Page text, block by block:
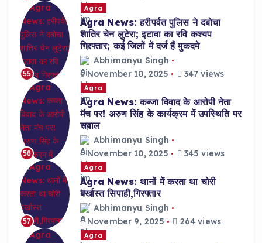
55
Agra
Agra News: हरीपर्वत पुलिस ने दबोचा
शातिर चेन लुटेरा; इटावा का रवि कश्यप
गिरफ्तार; कई जिलों में दर्ज हैं मुकदमे
Abhimanyu Singh
November 10, 2025
347 views
56
Agra
Agra News: कब्जा विवाद के आरोपी नेता
मंच पर! अरुण सिंह के कार्यक्रम में उपस्थिति पर
सवाल
Abhimanyu Singh
November 10, 2025
345 views
57
Agra
Agra News: थानों में करता था चोरी
बर्खास्त सिपाही,गिरफ्तार
Abhimanyu Singh
November 9, 2025
264 views
Agra